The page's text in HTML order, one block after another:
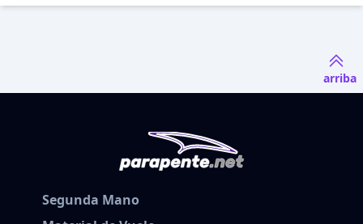
arriba
Segunda Mano